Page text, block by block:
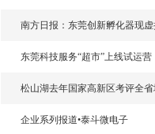
南方日报：东莞创新孵化器现
东莞科技服务“超市”上线试运营
松山湖去年国家高新区考评全
企业系列报道•泰斗微电子